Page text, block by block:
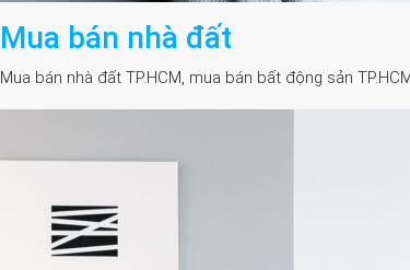
Mua bán nhà đất
Mua bán nhà đất TP.HCM, mua bán bất động sản